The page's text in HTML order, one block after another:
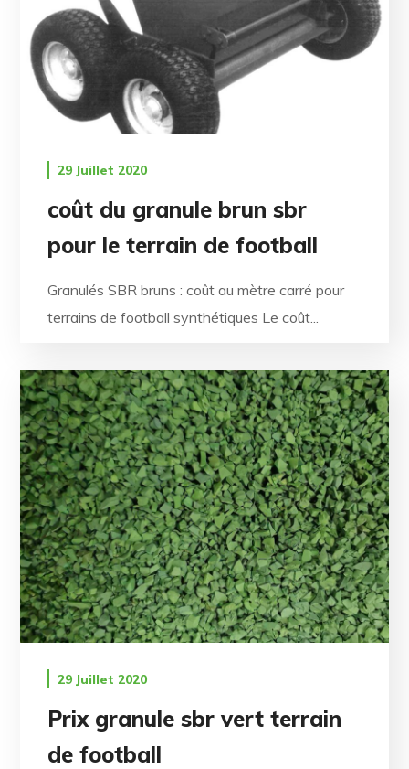
29 Juillet 2020
coût du granule brun sbr
pour le terrain de football
Granulés SBR bruns : coût au mètre carré pour
terrains de football synthétiques Le coût...
29 Juillet 2020
Prix granule ​​sbr vert terrain
de football